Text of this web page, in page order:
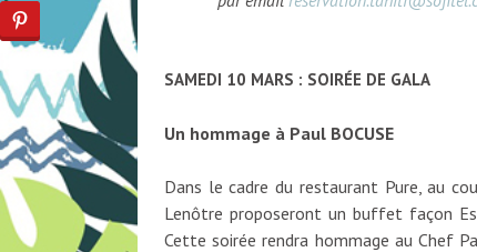
SAMEDI 10 MARS : SOIRÉE DE GALA
Un hommage à Paul BOCUSE
Dans le cadre du restaurant Pure, au
Lenôtre proposeront un buffet façon
Cette soirée rendra hommage au Chef